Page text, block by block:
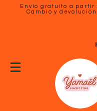
Envío gratuito a partir
Cambio y